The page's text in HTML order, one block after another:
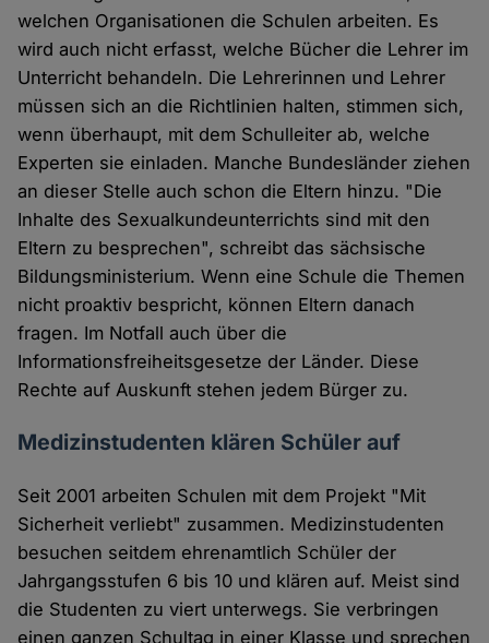
welchen Organisationen die Schulen arbeiten. Es
wird auch nicht erfasst, welche Bücher die Lehrer im
Unterricht behandeln. Die Lehrerinnen und Lehrer
müssen sich an die Richtlinien halten, stimmen sich,
wenn überhaupt, mit dem Schulleiter ab, welche
Experten sie einladen. Manche Bundesländer ziehen
an dieser Stelle auch schon die Eltern hinzu. "Die
Inhalte des Sexualkundeunterrichts sind mit den
Eltern zu besprechen", schreibt das sächsische
Bildungsministerium. Wenn eine Schule die Themen
nicht proaktiv bespricht, können Eltern danach
fragen. Im Notfall auch über die
Informationsfreiheitsgesetze der Länder. Diese
Rechte auf Auskunft stehen jedem Bürger zu.
Medizinstudenten klären Schüler auf
Seit 2001 arbeiten Schulen mit dem Projekt "Mit
Sicherheit verliebt" zusammen. Medizinstudenten
besuchen seitdem ehrenamtlich Schüler der
Jahrgangsstufen 6 bis 10 und klären auf. Meist sind
die Studenten zu viert unterwegs. Sie verbringen
einen ganzen Schultag in einer Klasse und sprechen